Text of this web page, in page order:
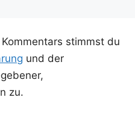
stimmst du
und der
zu.